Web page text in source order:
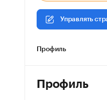
Управлять
Профиль
Профиль